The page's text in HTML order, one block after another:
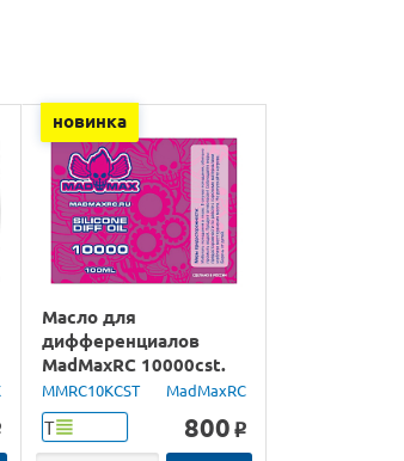
новинка
Масло для
дифференциалов
MadMaxRC 10000cst.
100ml.
MMRC10KCST MadMaxRC
Т 800 o